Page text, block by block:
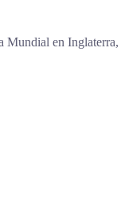
Mundial en Inglaterra,